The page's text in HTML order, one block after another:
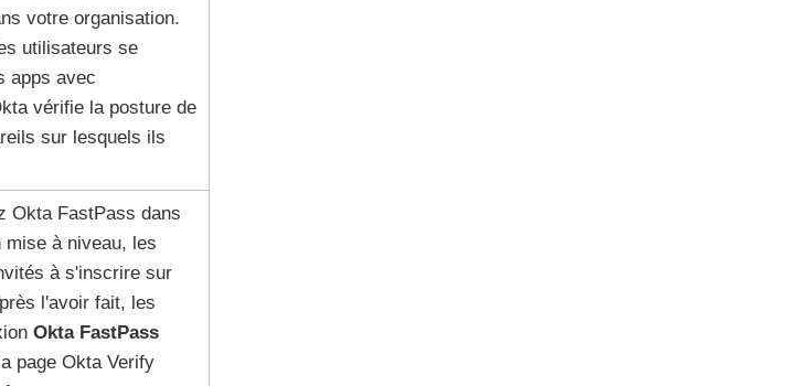
votre organisation.
utilisateurs se
apps avec
vérifie la posture de
sur lesquels ils
Okta FastPass dans
à niveau, les
à s'inscrire sur
l'avoir fait, les
Okta FastPass
page Okta Verify